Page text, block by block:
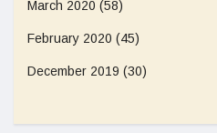
March 2020 (58)
February 2020 (45)
December 2019 (30)